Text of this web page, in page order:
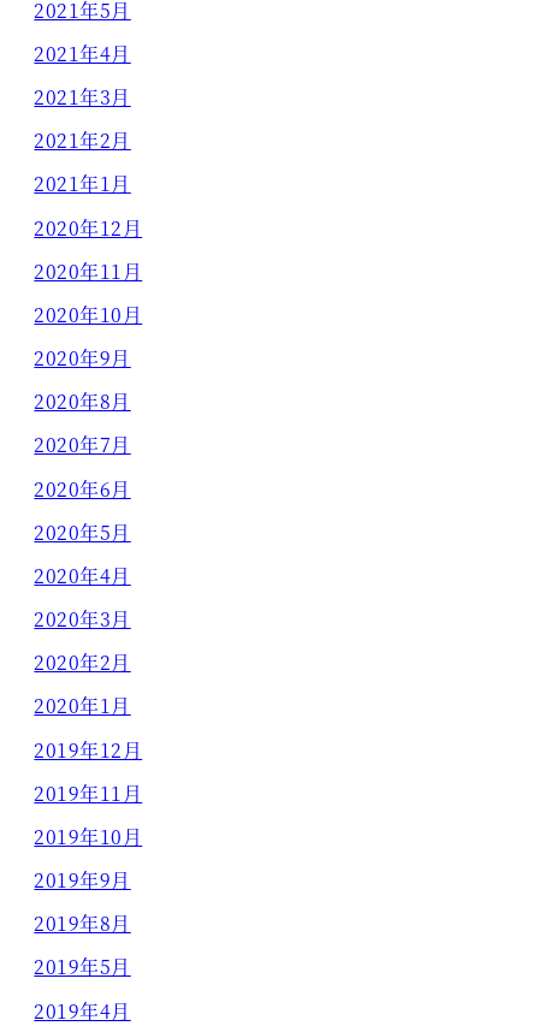
2021年5月
2021年4月
2021年3月
2021年2月
2021年1月
2020年12月
2020年11月
2020年10月
2020年9月
2020年8月
2020年7月
2020年6月
2020年5月
2020年4月
2020年3月
2020年2月
2020年1月
2019年12月
2019年11月
2019年10月
2019年9月
2019年8月
2019年5月
2019年4月